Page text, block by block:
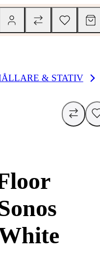
& STATIV